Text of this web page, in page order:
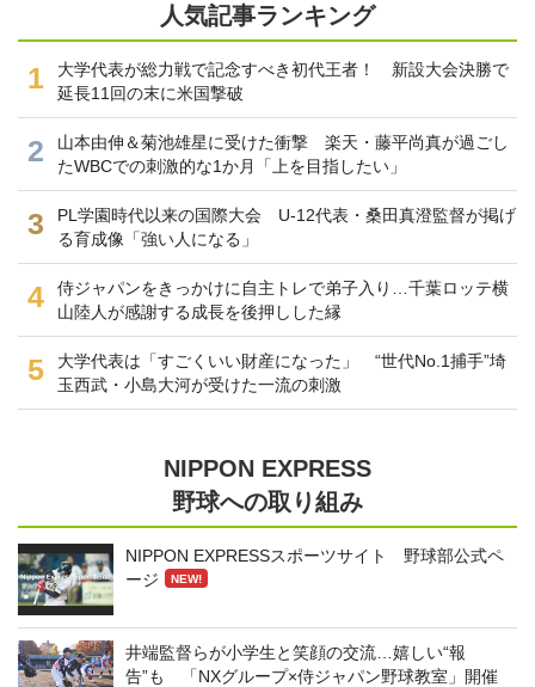
人気記事ランキング
1
大学代表が総力戦で記念すべき初代王者！ 新設大会決勝で
延長11回の末に米国撃破
2
山本由伸＆菊池雄星に受けた衝撃 楽天・藤平尚真が過ごし
たWBCでの刺激的な1か月「上を目指したい」
3
PL学園時代以来の国際大会 U-12代表・桑田真澄監督が掲げ
る育成像「強い人になる」
4
侍ジャパンをきっかけに自主トレで弟子入り…千葉ロッテ横
山陸人が感謝する成長を後押しした縁
5
大学代表は「すごくいい財産になった」 “世代No.1捕手”埼
玉西武・小島大河が受けた一流の刺激
NIPPON EXPRESS
野球への取り組み
NIPPON EXPRESSスポーツサイト 野球部公式ペ
ージ
NEW!
井端監督らが小学生と笑顔の交流…嬉しい“報
告”も 「NXグループ×侍ジャパン野球教室」開催